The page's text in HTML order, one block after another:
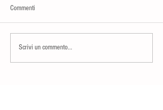
Commenti
Scrivi un commento...